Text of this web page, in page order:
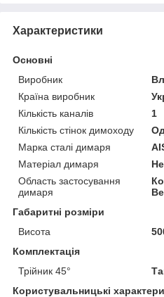
Характеристики
Основні
Виробник
Країна виробник
Кількість каналів
1
Кількість стінок димоходу
Марка сталі димаря
Матеріал димаря
Область застосування
димаря
Габаритні розміри
Висота
Комплектація
Трійник 45°
Користувальницькі